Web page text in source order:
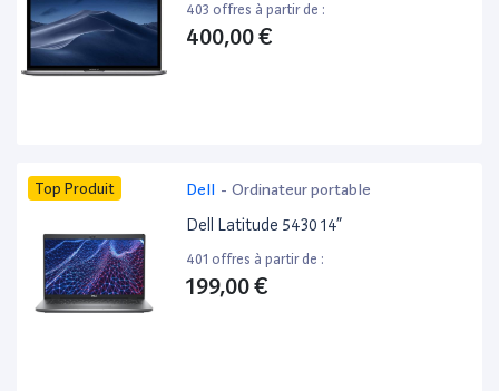
403 offres à partir de :
400,00 €
Top Produit Dell - Ordinateur portable
Dell Latitude 5430 14”
401 offres à partir de :
199,00 €